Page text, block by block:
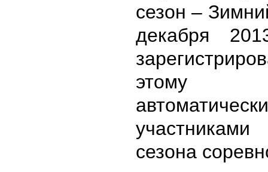
сезон –
декабря
этому
сезона